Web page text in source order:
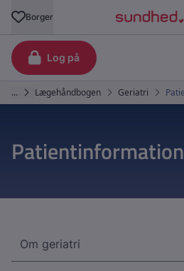
Patientinformation
Om geriatri